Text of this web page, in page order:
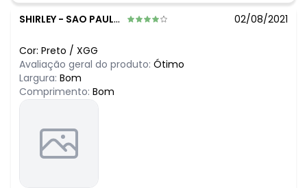
SHIRLEY - SAO PAULO - SP 02/08/2021
Cor: Preto / XGG
Avaliação geral do produto: Ótimo
Largura: Bom
Comprimento: Bom